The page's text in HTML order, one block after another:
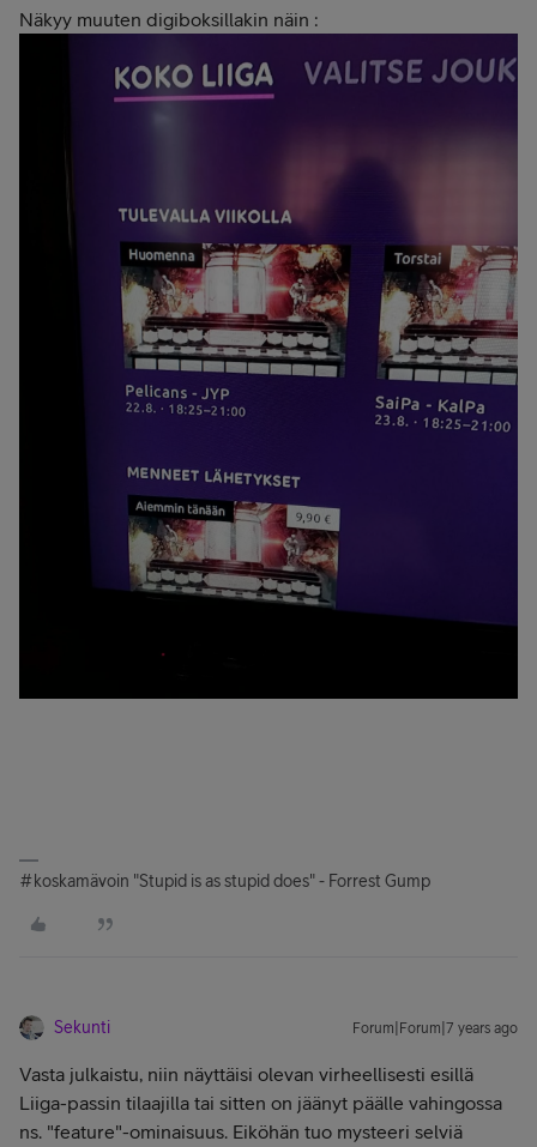
Näkyy muuten digiboksillakin näin :
#koskamävoin "Stupid is as stupid does" - Forrest Gump
Sekunti Forum|Forum|7 years ago
Vasta julkaistu, niin näyttäisi olevan virheellisesti esillä
Liiga-passin tilaajilla tai sitten on jäänyt päälle vahingossa
ns. "feature"-ominaisuus. Eiköhän tuo mysteeri selviä